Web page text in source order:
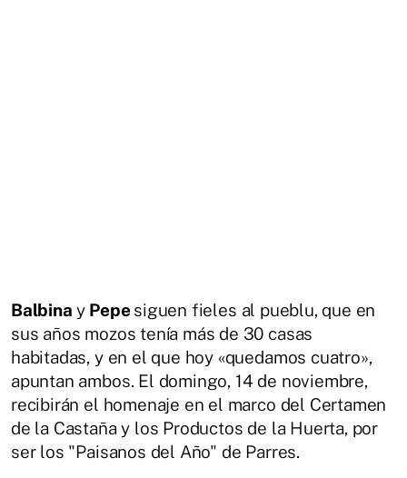
Balbina y Pepesiguen fieles al pueblu, que en
sus años mozos tenía más de 30 casas
habitadas, y en el que hoy «quedamos cuatro»,
apuntan ambos. El domingo, 14 de noviembre,
recibirán el homenaje en el marco del Certamen
de la Castaña y los Productos de la Huerta, por
ser los "Paisanos del Año" de Parres.